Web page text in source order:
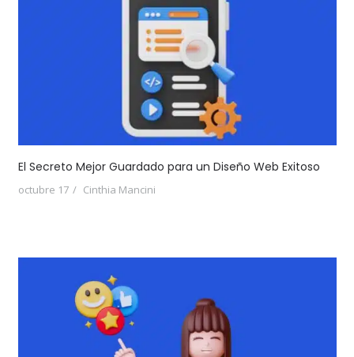
El Secreto Mejor Guardado para un Diseño Web Exitoso
octubre 17 Cinthia Mancini